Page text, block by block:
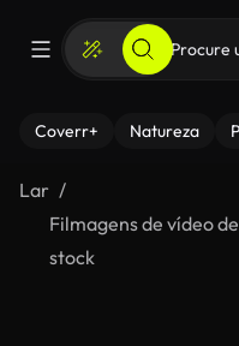
Coverr+ Natureza
Lar
Filmagens de vídeo de
stock